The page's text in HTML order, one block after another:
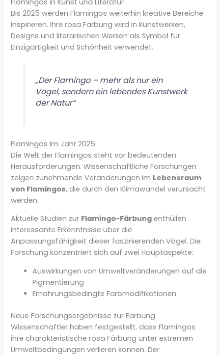
Flamingos in Kunst und Literatur
Bis 2025 werden Flamingos weiterhin kreative Bereiche
inspirieren. Ihre rosa Färbung wird in Kunstwerken,
Designs und literarischen Werken als Symbol für
Einzigartigkeit und Schönheit verwendet.
„Der Flamingo – mehr als nur ein
Vogel, sondern ein lebendes Kunstwerk
der Natur“
Flamingos im Jahr 2025
Die Welt der Flamingos steht vor bedeutenden
Herausforderungen. Wissenschaftliche Forschungen
zeigen zunehmende Veränderungen im Lebensraum
von Flamingos, die durch den Klimawandel verursacht
werden.
Aktuelle Studien zur Flamingo-Färbung enthüllen
interessante Erkenntnisse über die
Anpassungsfähigkeit dieser faszinierenden Vögel. Die
Forschung konzentriert sich auf zwei Hauptaspekte:
Auswirkungen von Umweltveränderungen auf die
Pigmentierung
Ernährungsbedingte Farbmodifikationen
Neue Forschungsergebnisse zur Färbung
Wissenschaftler haben festgestellt, dass Flamingos
ihre charakteristische rosa Färbung unter extremen
Umweltbedingungen verlieren können. Der